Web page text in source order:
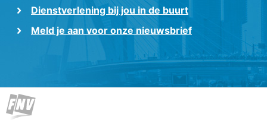
Dienstverlening bij jou in de buurt
Meld je aan voor onze nieuwsbrief